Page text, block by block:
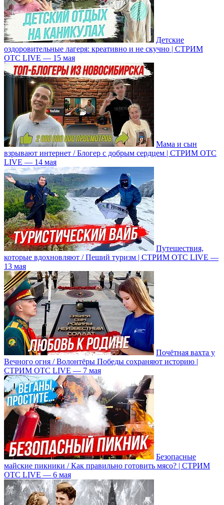
Детские
оздоровительные лагеря: креативно и не скучно | СТРИМ
ОТС LIVE — 15 мая
Мама и сын
взрывают интернет / Блогер с добрым сердцем | СТРИМ ОТС
LIVE — 14 мая
Путешествия,
которые вдохновляют / Пеший туризм | СТРИМ ОТС LIVE —
13 мая
Почётная вахта у
Вечного огня / Волонтёры Победы сохраняют историю |
СТРИМ ОТС LIVE — 7 мая
Безопасные
майские пикники / Как правильно готовить мясо? | СТРИМ
ОТС LIVE — 6 мая